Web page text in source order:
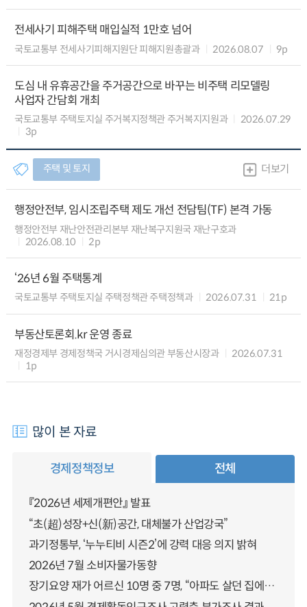
전세사기 피해주택 매입실적 1만호 넘어
국토교통부 전세사기피해지원단 피해지원총괄과 2026.08.07 9p
도심 내 유휴공간을 주거공간으로 바꾸는 비주택 리모델링
사업자 간담회 개최
국토교통부 주택토지실 주거복지정책관 주거복지지원과
2026.07.29
3p
주택 및 토지 더보기
행정안전부, 임시조립주택 제도 개선 전담팀(TF) 본격 가동
행정안전부 재난안전관리본부 재난복구지원국 재난구호과
2026.08.10
2p
‘26년 6월 주택통계
국토교통부 주택토지실 주택정책관 주택정책과 2026.07.31 21p
부동산토론회.kr 운영 종료
재정경제부 경제정책국 거시경제심의관 부동산시장과
2026.07.31
1p
많이 본 자료
경제정책정보 전체
『2026년 세제개편안』 발표
“초(超)성장+신(新)공간, 대체불가 산업강국”
과기정통부, ‘누누티비 시즌2’에 강력 대응 의지 밝혀
2026년 7월 소비자물가동향
장기요양 재가 어르신 10명 중 7명, “아파도 살던 집에서 살겠다” 「2025년 장기요양실태조사」 결과 발표